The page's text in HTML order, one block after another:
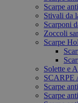
Scarpe
Stivali da
Scarponi
Zoccoli
Scarpe
Solette e
Scarpe
Scarpe